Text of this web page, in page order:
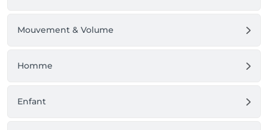
Mouvement & Volume
Homme
Enfant